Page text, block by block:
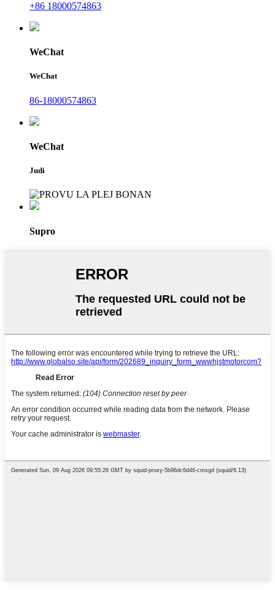
+86 18000574863
WeChat
WeChat
86-18000574863
WeChat
Judi
Supro